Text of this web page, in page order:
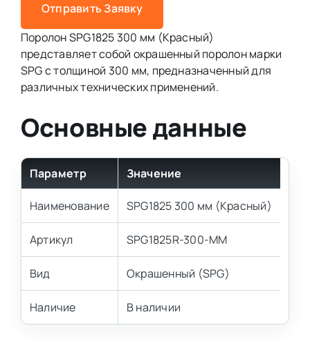
Отправить Заявку
Поролон SPG1825 300 мм (Красный)
представляет собой окрашенный поролон марки
SPG с толщиной 300 мм, предназначенный для
различных технических применений.
Основные данные
Параметр Значение
Наименование SPG1825 300 мм (Красный)
Артикул SPG1825R-300-MM
Вид Окрашенный (SPG)
Наличие В наличии